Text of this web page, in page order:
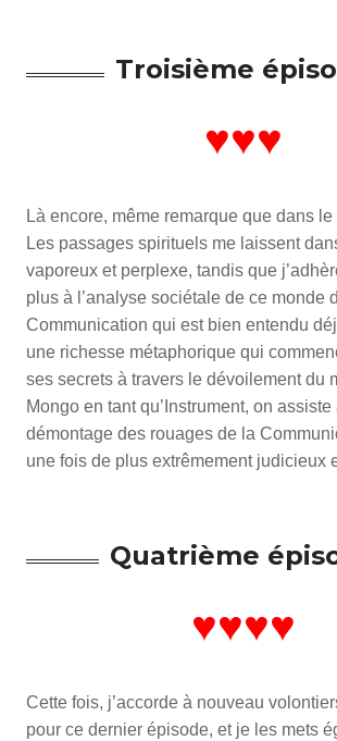
Troisième
♥♥♥
Là encore, même remarque que dans
Les passages spirituels me laissent
vaporeux et perplexe, tandis que
plus à l’analyse sociétale de ce monde
Communication qui est bien entendu
une richesse métaphorique qui
ses secrets à travers le dévoilement du
Mongo en tant qu’Instrument, on assiste
démontage des rouages de la
une fois de plus extrêmement judicieux
Quatrième
♥♥♥♥
Cette fois, j’accorde à nouveau
pour ce dernier épisode, et je les mets